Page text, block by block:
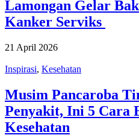
Lamongan Gelar
Kanker Serviks
21 April 2026
Inspirasi, Kesehatan
Musim Pancaroba
Penyakit, Ini 5 Cara
Kesehatan